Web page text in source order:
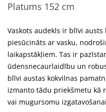
Platums 152 cm
Vaskots audekls ir blīvi
piesūcināts ar vasku,
laikapstākļiem. Tas ir
ūdensnecaurlaidību un
blīvi austas kokvilnas
izmanto tādu priekšmetu kā
vai mugursomu